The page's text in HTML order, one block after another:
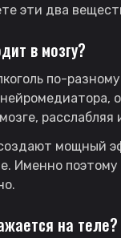
эти два
в мозгу?
по-
мощный
Именно
на теле?